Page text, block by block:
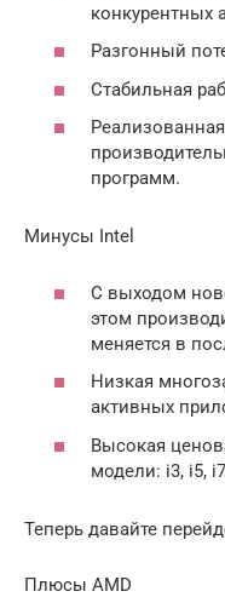
конкурентных
Разгонный
Стабильная
программ.
Минусы Intel
С выходом
этом
меняется в
Низкая
активных
Высокая
модели: i3, i5,
Теперь давайте
Плюсы AMD